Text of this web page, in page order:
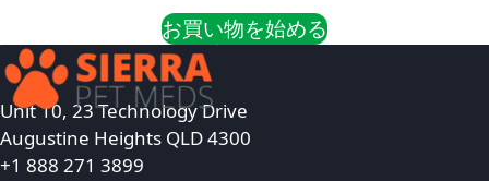
お買い物を始める
Unit 10, 23 Technology Drive
Augustine Heights QLD 4300
+1 888 271 3899